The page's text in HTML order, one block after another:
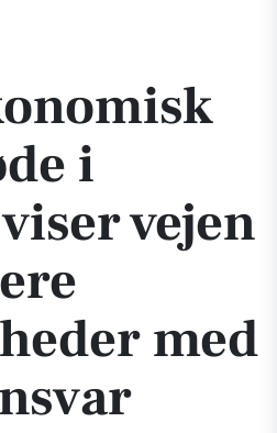
i Kolding viser vejen til stærkere
i
vejen
med